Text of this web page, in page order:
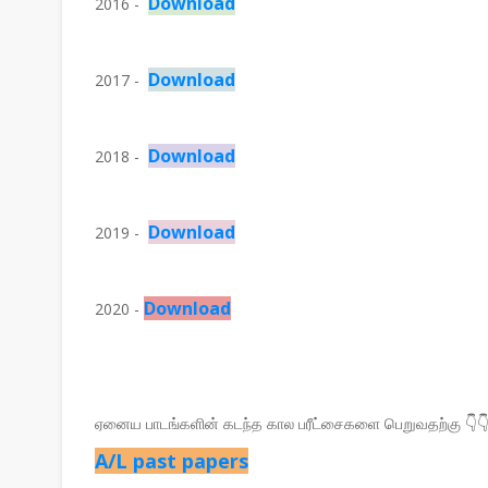
2017 - Download
2018 - Download
2019 - Download
2020 - Download
ஏனைய பாடங்களின் கடந்த கால பரீட்சைகளை பெறுவதற்கு 👇👇
A/L past papers